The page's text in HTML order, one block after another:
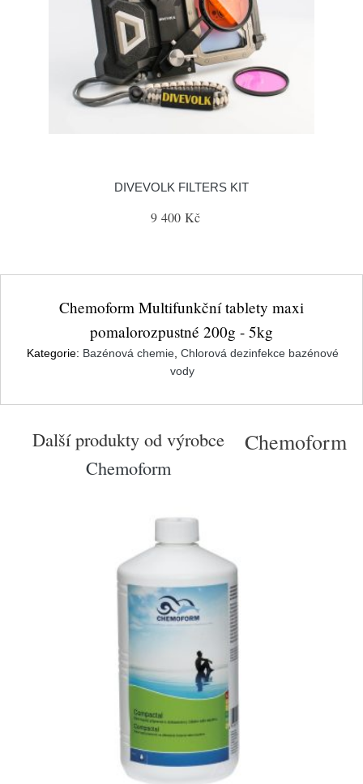
DIVEVOLK FILTERS KIT
9 400 Kč
Chemoform Multifunkční tablety maxi
pomalorozpustné 200g - 5kg
Kategorie: Bazénová chemie, Chlorová dezinfekce bazénové
vody
Další produkty od výrobce
Chemoform
Chemoform